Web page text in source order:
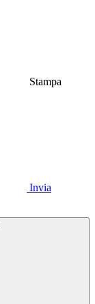
Stampa
Invia